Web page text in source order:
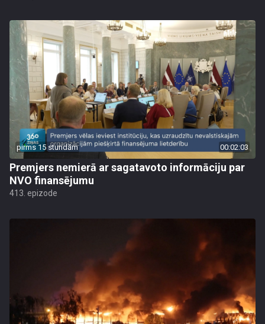
pirms 15 stundām 00:02:03
Premjers nemierā ar sagatavoto informāciju par
NVO finansējumu
413. epizode